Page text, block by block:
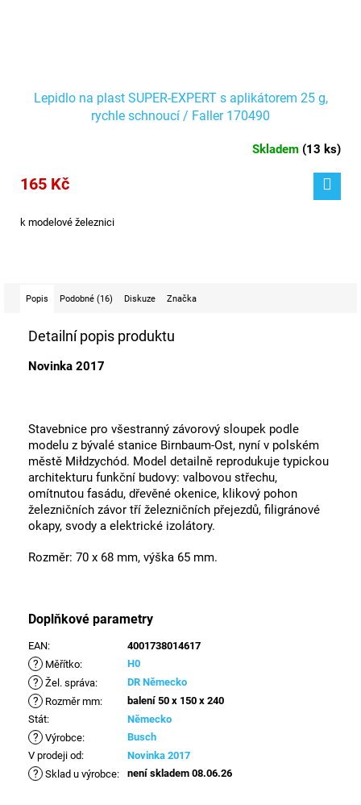
Lepidlo na plast SUPER-EXPERT s aplikátorem 25 g,
rychle schnoucí / Faller 170490
Skladem (13 ks)
165 Kč
k modelové železnici
Popis Podobné (16) Diskuze Značka
Detailní popis produktu
Novinka 2017
Stavebnice pro všestranný závorový sloupek podle
modelu z bývalé stanice Birnbaum-Ost, nyní v polském
městě Miłdzychód. Model detailně reprodukuje typickou
architekturu funkční budovy: valbovou střechu,
omítnutou fasádu, dřevěné okenice, klikový pohon
železničních závor tří železničních přejezdů, filigránové
okapy, svody a elektrické izolátory.
Rozměr: 70 x 68 mm, výška 65 mm.
Doplňkové parametry
EAN: 4001738014617
? Měřítko: H0
? Žel. správa: DR Německo
? Rozměr mm:
balení 50 x 150 x 240
Stát: Německo
? Výrobce:
Busch
V prodeji od: Novinka 2017
? Sklad u výrobce: není skladem 08.06.26